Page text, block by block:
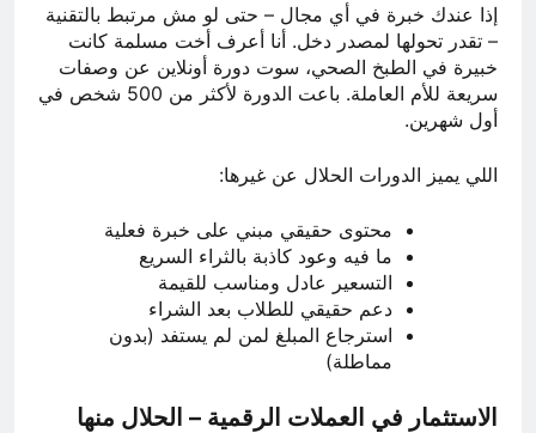
إذا عندك خبرة في أي مجال – حتى لو مش مرتبط بالتقنية
– تقدر تحولها لمصدر دخل. أنا أعرف أخت مسلمة كانت
خبيرة في الطبخ الصحي، سوت دورة أونلاين عن وصفات
سريعة للأم العاملة. باعت الدورة لأكثر من 500 شخص في
أول شهرين.
اللي يميز الدورات الحلال عن غيرها:
محتوى حقيقي مبني على خبرة فعلية
ما فيه وعود كاذبة بالثراء السريع
التسعير عادل ومناسب للقيمة
دعم حقيقي للطلاب بعد الشراء
استرجاع المبلغ لمن لم يستفد (بدون
مماطلة)
الاستثمار في العملات الرقمية – الحلال منها